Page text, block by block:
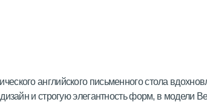
английского письменного стола
и строгую элегантность форм, в модели